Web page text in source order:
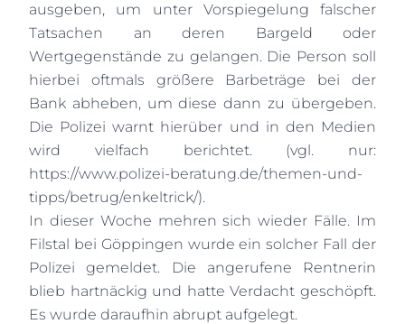
ausgeben, um unter Vorspiegelung falscher
Tatsachen an deren Bargeld oder
Wertgegenstände zu gelangen. Die Person soll
hierbei oftmals größere Barbeträge bei der
Bank abheben, um diese dann zu übergeben.
Die Polizei warnt hierüber und in den Medien
wird vielfach berichtet. (vgl. nur:
https://www.polizei-beratung.de/themen-und-
tipps/betrug/enkeltrick/).
In dieser Woche mehren sich wieder Fälle. Im
Filstal bei Göppingen wurde ein solcher Fall der
Polizei gemeldet. Die angerufene Rentnerin
blieb hartnäckig und hatte Verdacht geschöpft.
Es wurde daraufhin abrupt aufgelegt.